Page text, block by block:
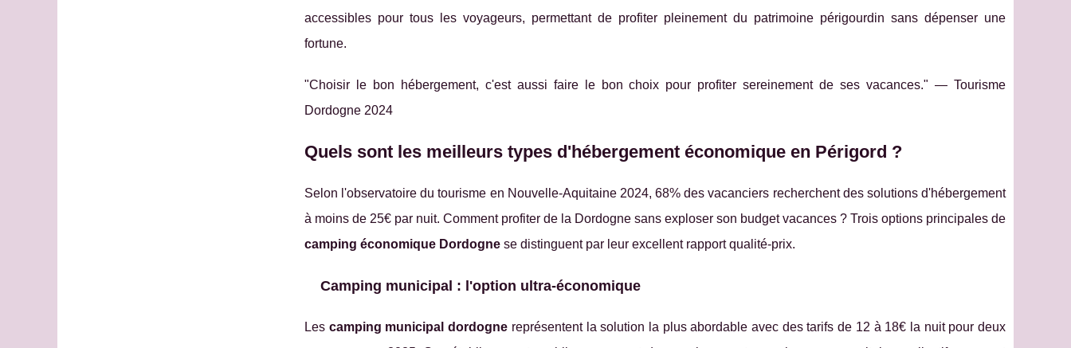
accessibles pour tous les voyageurs, permettant de profiter pleinement du patrimoine périgourdin sans dépenser une
fortune.
"Choisir le bon hébergement, c'est aussi faire le bon choix pour profiter sereinement de ses vacances." — Tourisme
Dordogne 2024
Quels sont les meilleurs types d'hébergement économique en Périgord ?
Selon l'observatoire du tourisme en Nouvelle-Aquitaine 2024, 68% des vacanciers recherchent des solutions d'hébergement
à moins de 25€ par nuit. Comment profiter de la Dordogne sans exploser son budget vacances ? Trois options principales de
camping économique Dordogne se distinguent par leur excellent rapport qualité-prix.
Camping municipal : l'option ultra-économique
Les camping municipal dordogne représentent la solution la plus abordable avec des tarifs de 12 à 18€ la nuit pour deux